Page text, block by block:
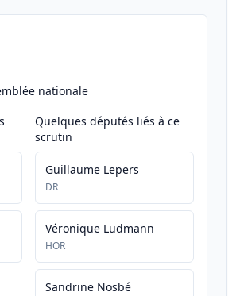
nationale
Quelques députés liés à ce
scrutin
Guillaume Lepers
DR
Véronique Ludmann
HOR
Sandrine Nosbé